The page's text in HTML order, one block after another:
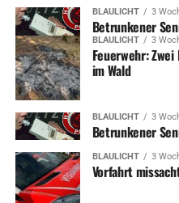
BLAULICHT 3
Betrunkener
BLAULICHT 3
Feuerwehr:
im Wald
BLAULICHT 3
Betrunkener
BLAULICHT 3
Vorfahrt